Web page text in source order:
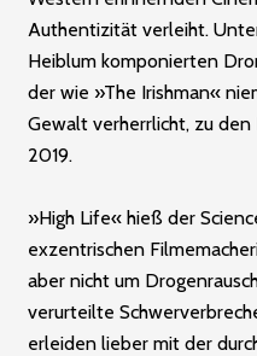
Authentizität verleiht.
Heiblum komponierten
der wie »The Irishman«
­Gewalt verherrlicht, zu den
2019.
»High Life« hieß der
exzentrischen
aber nicht um
verurteilte
erleiden lieber mit der